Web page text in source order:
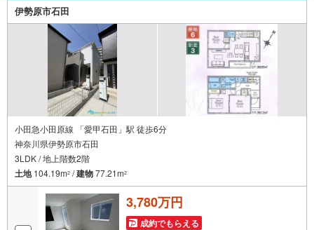
タッフが揃っています!!また、自社施工によるリノベーショ
ンやリフォーム工事、住宅ローンや保険、不動産に関する
税金法律その他各種手続きのことなど何でもお気軽にご相
談ください。お客様にいかに喜んでいただけるかを心がけ
ています。●営業時間 午前9時00分～午後7時00分 （定休
日:毎週火曜日、毎週水曜日）営業時間内はお電話で
伊勢原市石田
小田急小田原線 「愛甲石田」駅 徒歩6分
神奈川県伊勢原市石田
3LDK / 地上階数2階
土地104.19m2 /建物77.21m2
3,780万円
成約でもらえる